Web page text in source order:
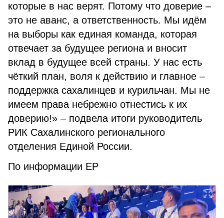
которые в нас верят. Потому что доверие –
это не аванс, а ответственность. Мы идём
на выборы как единая команда, которая
отвечает за будущее региона и вносит
вклад в будущее всей страны. У нас есть
чёткий план, воля к действию и главное –
поддержка сахалинцев и курильчан. Мы не
имеем права небрежно отнестись к их
доверию!» – подвела итоги руководитель
РИК Сахалинского регионального
отделения Единой России.
По информации ЕР